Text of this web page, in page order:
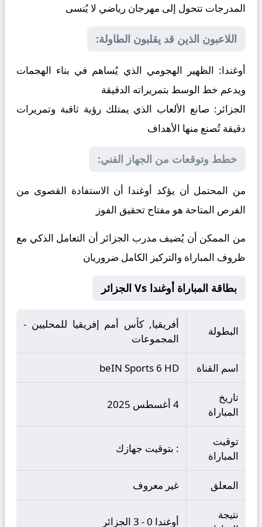
المدرجات تتحول إلى مهرجان رياضي لا يُنسى
اللاعبون الذين قد يقلبون الطاولة:
أوغندا: الظهير الهجومي الذي يُساهم في بناء الهجمات
ويدعم خط الوسط بتمريراته الدقيقة
الجزائر: صانع الألعاب الذي يمتلك رؤية ثاقبة وتمريرات
دقيقة تُصنع منها الأهداف
خطط وتوقعات من الجهاز الفني:
من المحتمل أن يؤكد أوغندا أن الاستفادة القصوى من
الفرص المتاحة هو مفتاح تحقيق الفوز
من الممكن أن يُضيف مدرب الجزائر أن التعامل الذكي مع
ظروف المباراة والتركيز الكامل ضروريان
بطاقة المباراة أوغندا Vs الجزائر
البطولة
أفريقيا, كأس أمم إفريقيا للمحليين -
المجموعات
اسم القناة beIN Sports 6 HD
تاريخ
المباراة
4 أغسطس 2025
توقيت
المباراة
: بتوقيت جهازك
المعلق غير معروف
نتيجة
أوغندا 0 - 3 الجزائر